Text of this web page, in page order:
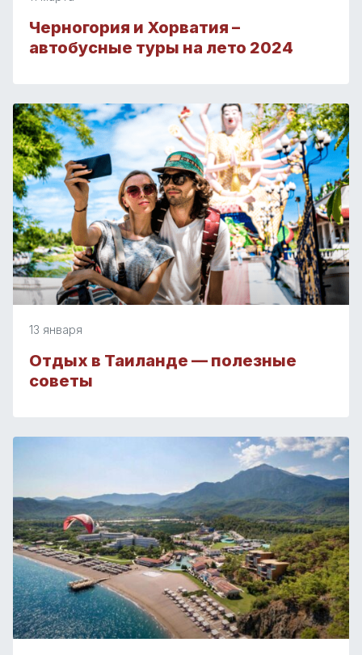
Черногория и Хорватия –
автобусные туры на лето 2024
13 января
Отдых в Таиланде — полезные
советы